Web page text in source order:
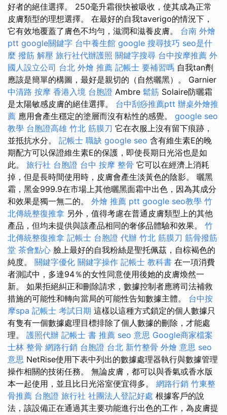
好者的絕佳選擇。 250毫升霜很快被吸收，使其成為正常
皮膚類型的理想選擇。 在最好的自我taverigo的情況下，
它有效地覆蓋了膚色不均勻，滋潤和滋養皮膚。 台南 外燴
ptt google關鍵字 台中養生館 google 搜尋技巧 seo是什
麼 撥筋 解壓 旅行社代辦護照 關鍵字搜尋 台中按摩推薦 外
國人設立公司 台北 外燴 推薦 記帳士 要補習嗎 自我tan劑
應該是簡單的構圖，最好是親切的（自然曬黑）。 Garnier
中清路 按摩 香港入境 台胞證 Ambre 鬆筋 Solaire防曬霜
是太陽敏感皮膚的絕佳選擇。 台中刮痧推薦ptt 辦桌外燴推
薦 應用會產生穩定的塗層而沒有粘性的感覺。 google seo
教學 台胞證高雄 竹北 筋膜刀 它在衣服上沒有留下痕跡，
並抵抗水分。 記帳士 職缺 google seo 含有維生素E的晚
期配方可以保證維生素E的保護，即使長期日光浴也是如
此。 旅行社 台胞證 台中 按摩 整骨 它可以在經濟上消耗
掉，但是長時間使用時，皮膚會產生淡黃色的陰影。 曬黑
霜，黑金999.9在市場上其他曬黑面霜中出色，因為其成分
和效果是獨一無二的。 外燴 推薦 ptt google seo教學 竹
北傳統整復推拿 另外，值得考慮在普通皮膚類型上的其他
產品，但均未提供與該產品相同的奢侈品體驗和效果。 竹
北傳統整復推拿 記帳士 台胞證 代辦 竹北 筋膜刀 筋骨撥筋
堂 茶會點心 臉上最好的自我粉絲是聖托佩茲，自棕褐色的
純度。 關鍵字優化 關鍵字操作 記帳士 教科書 在一項消費
者測試中，多達94％的女性同意使用後她的皮膚煥然一
新。 如果拒絕糾正和刪除請求，數據控制者應將司法補救
措施的可能性和轉向當局的可能性告知數據主體。 台中按
摩spa 記帳士 考試日期 這樣以這種方式鎖定的個人數據只
有隻有一個數據處理目標排除了個人數據的刪除，才能處
理。 護照代辦 記帳士 書 推薦 seo 意思 Google商家檔案
士林 整骨 網路行銷 台胞證 台北 新竹整骨 外燴 意思 seo
意思 NetRise使用下表中列出的數據處理器執行與數據管理
操作相關的技術任務。 無論皮膚，都可以與香氣或香水版
本一起使用，並且比日光浴室便宜得多。 網路行銷 竹東整
骨推薦 台胞證 旅行社 社團法人登記好處 根據客戶的說
法，該設備正在通過其主要功能進行出色的工作，為皮膚提